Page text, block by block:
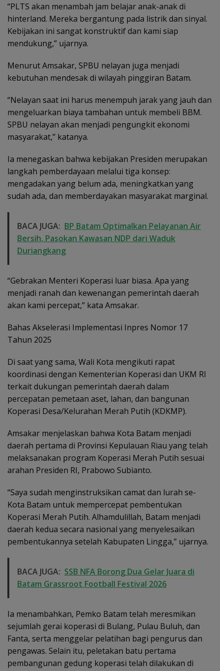
“PLTS akan menambah jam belajar anak-anak di
hinterland. Mereka bergantung pada listrik dan sinyal.
Kebijakan ini sangat konstruktif dan kami siap
mendukung,” ujarnya.
Menurut Amsakar, SPBU nelayan juga menjadi
kebutuhan mendesak di wilayah pinggiran Batam.
“Nelayan saat ini harus menempuh jarak yang jauh dan
mengeluarkan biaya tambahan untuk membeli BBM.
SPBU nelayan akan menjadi pengungkit ekonomi
masyarakat,” katanya.
Ia menegaskan bahwa kebijakan Presiden merupakan
langkah pemberdayaan melalui tiga konsep:
mengadakan yang belum ada, meningkatkan yang
sudah ada, dan memberdayakan masyarakat marginal.
BACA JUGA: BP Batam Optimalkan Pelayanan Air
Bersih, Pasokan Kawasan NDP dari Waduk
Duriangkang
“Gebrakan Menteri Koperasi luar biasa. Apa yang
menjadi ranah dan kewenangan pemerintah daerah
akan kami percepat,” kata Amsakar.
Bahas Akselerasi Implementasi Inpres Nomor 17
Tahun 2025
Di saat yang sama, Wali Kota mengikuti rapat
koordinasi dengan Kementerian Koperasi dan UKM RI
terkait dukungan pemerintah daerah dalam
percepatan pemetaan aset, lahan, dan bangunan
Koperasi Desa/Kelurahan Merah Putih (KDKMP).
Amsakar menjelaskan bahwa Kota Batam menjadi
daerah pertama di Provinsi Kepulauan Riau yang telah
melaksanakan program Koperasi Merah Putih sesuai
arahan Presiden RI, Prabowo Subianto.
“Saya sudah menginstruksikan camat dan lurah se-
Kota Batam untuk mempercepat pembentukan
Koperasi Merah Putih. Alhamdulillah, Batam menjadi
daerah kedua secara nasional yang menyelesaikan
pembentukannya setelah Kabupaten Lingga,” ujarnya.
BACA JUGA: SSB NFA Borong Dua Gelar Juara di
Batam Grassroot Football Festival 2026
Ia menambahkan, Pemko Batam telah meresmikan
sejumlah gerai koperasi di Bulang, Pulau Buluh, dan
Fanta, serta menggelar pelatihan bagi pengurus dan
pengawas. Selain itu, peletakan batu pertama
pembangunan gedung koperasi telah dilakukan di